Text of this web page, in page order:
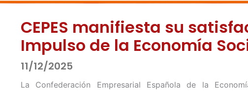
CEPES manifiesta su
Impulso de la Economía
11/12/2025
La Confederación Empresarial Española de la